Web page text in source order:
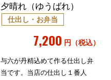
夕晴れ（ゆうばれ）
仕出し・お弁当
7,200 円（税込）
与六が丹精込めて作る仕出し弁
当です。当店の仕出し１番人